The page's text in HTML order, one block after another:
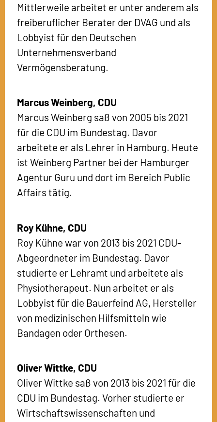
Mittlerweile arbeitet er unter anderem als
freiberuflicher Berater der DVAG und als
Lobbyist für den Deutschen
Unternehmensverband
Vermögensberatung.
Marcus Weinberg, CDU
Marcus Weinberg saß von 2005 bis 2021
für die CDU im Bundestag. Davor
arbeitete er als Lehrer in Hamburg. Heute
ist Weinberg Partner bei der Hamburger
Agentur Guru und dort im Bereich Public
Affairs tätig.
Roy Kühne, CDU
Roy Kühne war von 2013 bis 2021 CDU-
Abgeordneter im Bundestag. Davor
studierte er Lehramt und arbeitete als
Physiotherapeut. Nun arbeitet er als
Lobbyist für die Bauerfeind AG, Hersteller
von medizinischen Hilfsmitteln wie
Bandagen oder Orthesen.
Oliver Wittke, CDU
Oliver Wittke saß von 2013 bis 2021 für die
CDU im Bundestag. Vorher studierte er
Wirtschaftswissenschaften und